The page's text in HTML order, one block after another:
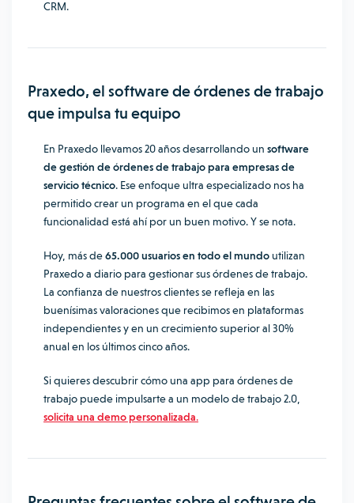
CRM.
Praxedo, el software de órdenes de trabajo
que impulsa tu equipo
En Praxedo llevamos 20 años desarrollando un software
de gestión de órdenes de trabajo para empresas de
servicio técnico. Ese enfoque ultra especializado nos ha
permitido crear un programa en el que cada
funcionalidad está ahí por un buen motivo. Y se nota.
Hoy, más de65.000 usuarios en todo el mundo utilizan
Praxedo a diario para gestionar sus órdenes de trabajo.
La confianza de nuestros clientes se refleja en las
buenísimas valoraciones que recibimos en plataformas
independientes y en un crecimiento superior al 30%
anual en los últimos cinco años.
Si quieres descubrir cómo una app para órdenes de
trabajo puede impulsarte a un modelo de trabajo 2.0,
solicita una demo personalizada.